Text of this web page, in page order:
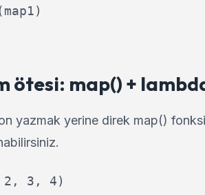
ötesi: map() +
yazmak yerine direk map()
3, 4)